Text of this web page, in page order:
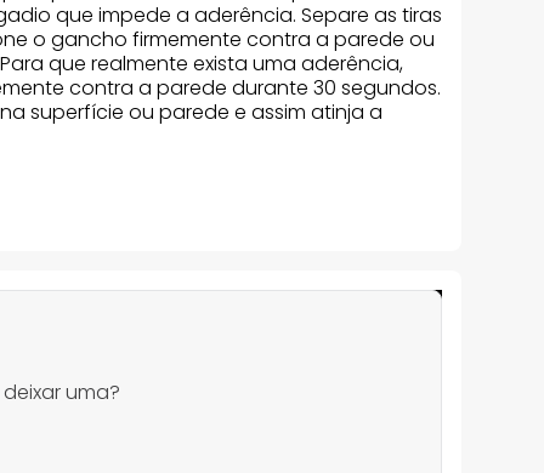
que impede a aderência. Separe as tiras
o gancho firmemente contra a parede ou
que realmente exista uma aderência,
contra a parede durante 30 segundos.
superfície ou parede e assim atinja a
uma?